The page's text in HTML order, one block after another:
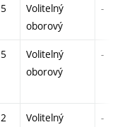
5
Volitelný
oborový
-
5
Volitelný
oborový
-
2
Volitelný
-